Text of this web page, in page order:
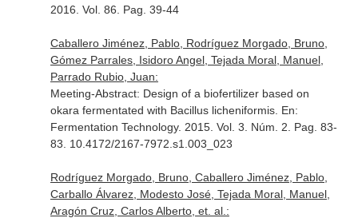
2016. Vol. 86. Pag. 39-44
Caballero Jiménez, Pablo, Rodríguez Morgado, Bruno,
Gómez Parrales, Isidoro Angel, Tejada Moral, Manuel,
Parrado Rubio, Juan:
Meeting-Abstract: Design of a biofertilizer based on
okara fermentated with Bacillus licheniformis. En:
Fermentation Technology. 2015. Vol. 3. Núm. 2. Pag. 83-
83. 10.4172/2167-7972.s1.003_023
Rodríguez Morgado, Bruno, Caballero Jiménez, Pablo,
Carballo Álvarez, Modesto José, Tejada Moral, Manuel,
Aragón Cruz, Carlos Alberto, et. al.: